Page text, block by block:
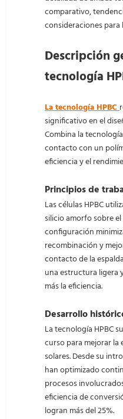
comparativo,
consideraciones
Descripción
tecnología
La tecnología HPBC
significativo en el
Combina la
contacto con un
eficiencia y el
Principios de
Las células HPBC
silicio amorfo sobre
configuración
recombinación y
contacto de la
una estructura ligera
más la eficiencia.
Desarrollo
La tecnología HPBC
curso para mejorar la
solares. Desde su
han optimizado
procesos
eficiencia de
logran más del 25%.